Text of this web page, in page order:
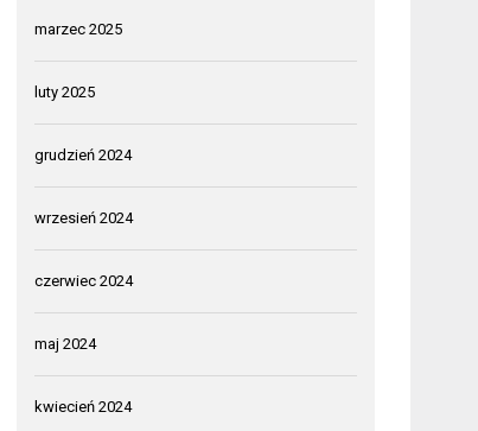
marzec 2025
luty 2025
grudzień 2024
wrzesień 2024
czerwiec 2024
maj 2024
kwiecień 2024